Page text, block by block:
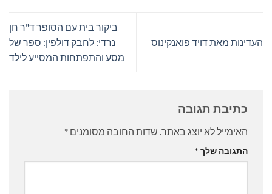
העדינות מאת דויד פואנקינוס
ביקור בית עם הסופר ד"ר חן
נרדי: לחבק דולפין: ספר של
מסע והתפתחות המסייע לילד
כתיבת תגובה
האימייל לא יוצג באתר. שדות החובה מסומנים *
התגובה שלך *